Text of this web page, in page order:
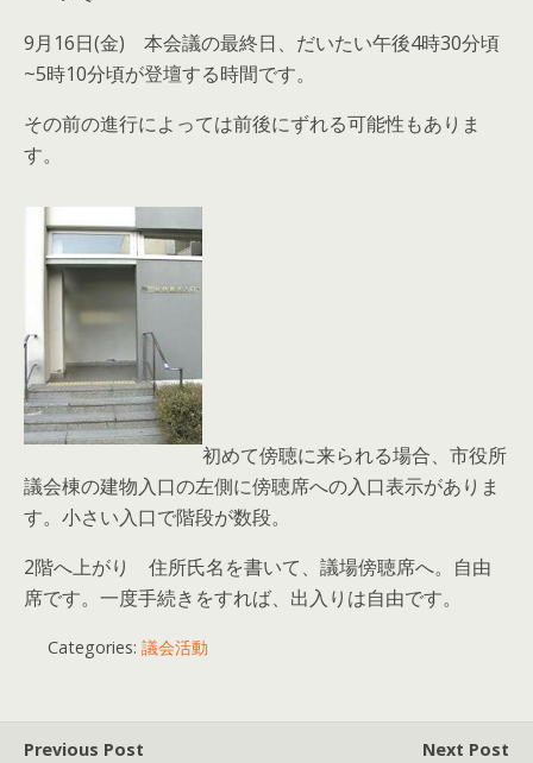
9月16日(金) 本会議の最終日、だいたい午後4時30分頃
~5時10分頃が登壇する時間です。
その前の進行によっては前後にずれる可能性もありま
す。
初めて傍聴に来られる場合、市役所
議会棟の建物入口の左側に傍聴席への入口表示がありま
す。小さい入口で階段が数段。
2階へ上がり 住所氏名を書いて、議場傍聴席へ。自由
席です。一度手続きをすれば、出入りは自由です。
Categories: 議会活動
Previous Post
Next Post